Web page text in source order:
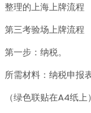
整理的上海上牌流程
第三考验场上牌流程
第一步：纳税。
所需材料：纳税申报
（绿色联贴在A4纸